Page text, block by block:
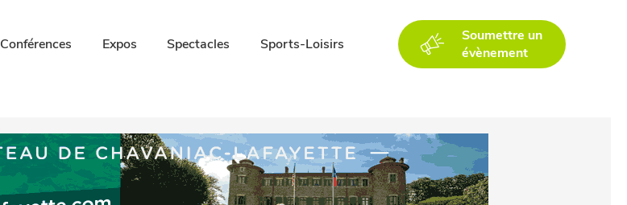
Conférences Expos Spectacles Sports-Loisirs
Soumettre un
évènement